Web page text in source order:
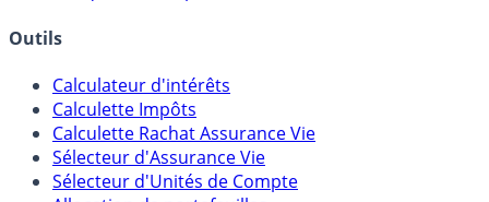
Banques & Comptes rémunérés
Outils
Calculateur d'intérêts
Calculette Impôts
Calculette Rachat Assurance Vie